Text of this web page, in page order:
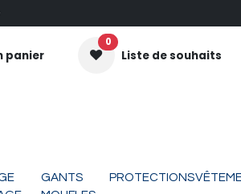
panier
0
Liste de souhaits
GANTS
PROTECTIONS